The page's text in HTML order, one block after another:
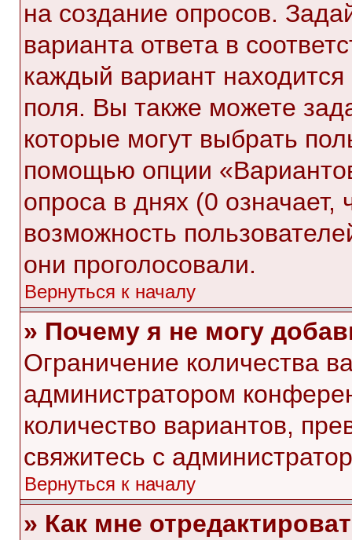
на создание опросов.
варианта ответа в
каждый вариант находится
поля. Вы также можете
которые могут выбрать
помощью опции
опроса в днях (0
возможность
они проголосовали.
Вернуться к началу
» Почему я не могу
Ограничение количества
администратором
количество вариантов,
свяжитесь с
Вернуться к началу
» Как мне